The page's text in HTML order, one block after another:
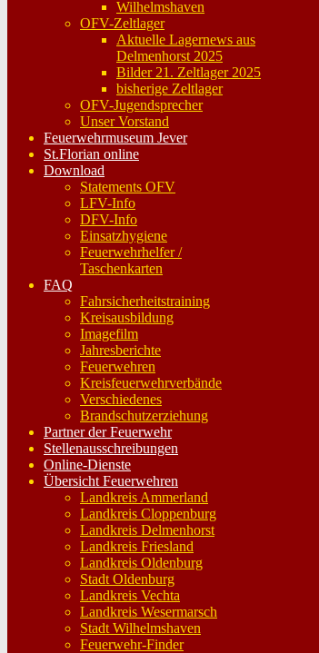
Wilhelmshaven
OFV-Zeltlager
Aktuelle Lagernews aus
Delmenhorst 2025
Bilder 21. Zeltlager 2025
bisherige Zeltlager
OFV-Jugendsprecher
Unser Vorstand
Feuerwehrmuseum Jever
St.Florian online
Download
Statements OFV
LFV-Info
DFV-Info
Einsatzhygiene
Feuerwehrhelfer /
Taschenkarten
FAQ
Fahrsicherheitstraining
Kreisausbildung
Imagefilm
Jahresberichte
Feuerwehren
Kreisfeuerwehrverbände
Verschiedenes
Brandschutzerziehung
Partner der Feuerwehr
Stellenausschreibungen
Online-Dienste
Übersicht Feuerwehren
Landkreis Ammerland
Landkreis Cloppenburg
Landkreis Delmenhorst
Landkreis Friesland
Landkreis Oldenburg
Stadt Oldenburg
Landkreis Vechta
Landkreis Wesermarsch
Stadt Wilhelmshaven
Feuerwehr-Finder